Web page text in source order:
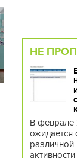
НЕ
В феврале
ожидается
различной
активности